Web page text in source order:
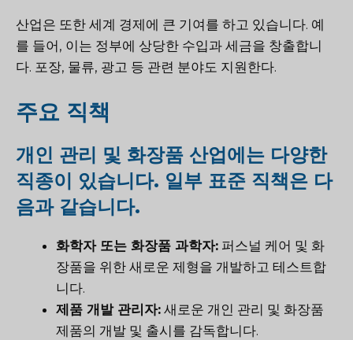
산업은 또한 세계 경제에 큰 기여를 하고 있습니다. 예
를 들어, 이는 정부에 상당한 수입과 세금을 창출합니
다. 포장, 물류, 광고 등 관련 분야도 지원한다.
주요 직책
개인 관리 및 화장품 산업에는 다양한
직종이 있습니다. 일부 표준 직책은 다
음과 같습니다.
화학자 또는 화장품 과학자: 퍼스널 케어 및 화
장품을 위한 새로운 제형을 개발하고 테스트합
니다.
제품 개발 관리자: 새로운 개인 관리 및 화장품
제품의 개발 및 출시를 감독합니다.